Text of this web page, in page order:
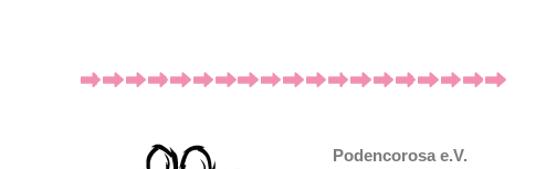
Podencorosa e.V.